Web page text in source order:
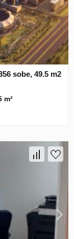
sobe, 49.5 m2
m²